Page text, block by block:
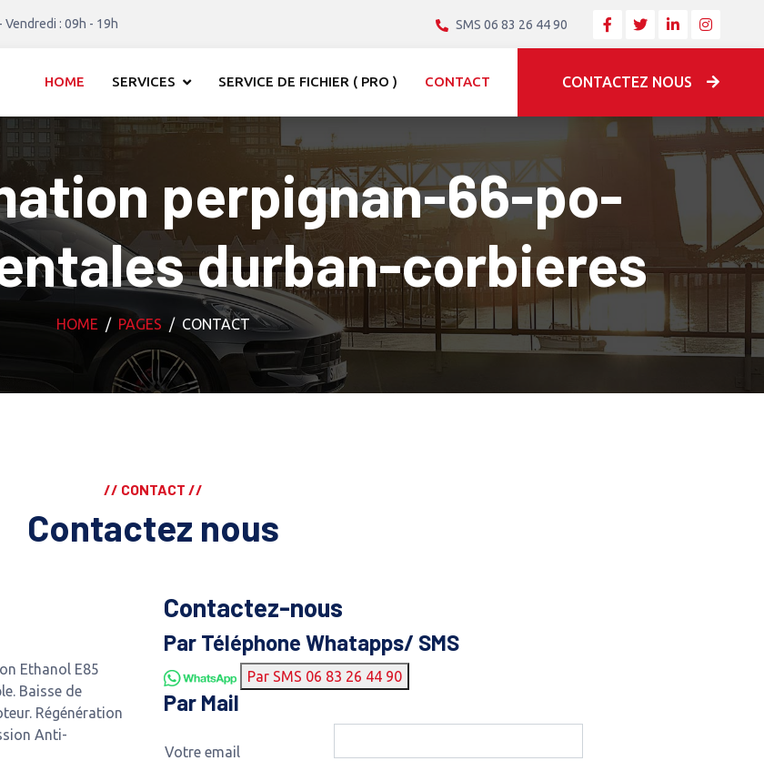
Vendredi : 09h - 19h SMS 06 83 26 44 90
HOME SERVICES SERVICE DE FICHIER ( PRO ) CONTACT CONTACTEZ NOUS
perpignan-66-po-
durban-corbieres
HOME PAGES CONTACT
// CONTACT //
Contactez nous
Ethanol E85
Baisse de
Régénération
Anti-
Contactez-nous
Par Téléphone Whatapps/ SMS
Par SMS 06 83 26 44 90
Par Mail
Votre email